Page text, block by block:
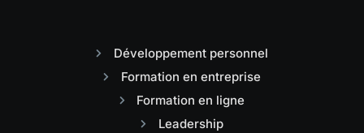
Développement personnel
Formation en entreprise
Formation en ligne
Leadership